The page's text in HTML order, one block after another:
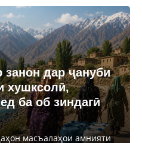
занон дар ҷануби
хушксолӣ,
ба об зиндагӣ
масъалаҳои амнияти